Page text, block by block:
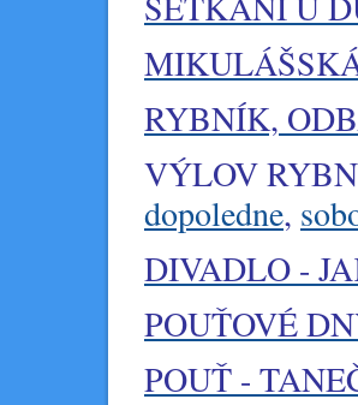
RYBNÍK,
VÝLOV
dopoledne,
DIVADLO -
POUŤOVÉ
POUŤ -